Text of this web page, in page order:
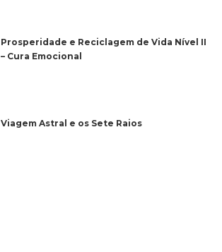
Prosperidade e Reciclagem de Vida Nível II
– Cura Emocional
Viagem Astral e os Sete Raios